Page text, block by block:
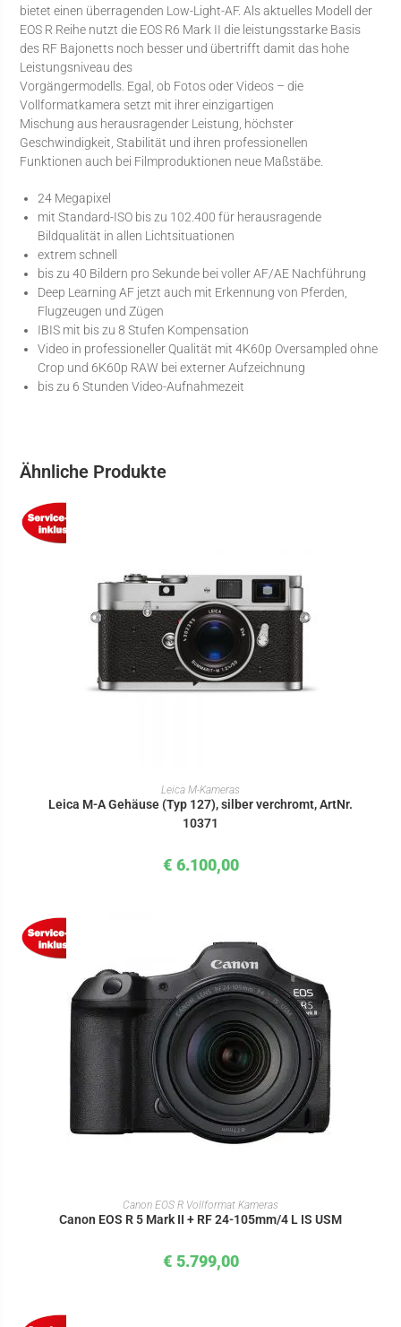
bietet einen überragenden Low-Light-AF. Als aktuelles Modell der
EOS R Reihe nutzt die EOS R6 Mark II die leistungsstarke Basis
des RF Bajonetts noch besser und übertrifft damit das hohe
Leistungsniveau des
Vorgängermodells. Egal, ob Fotos oder Videos – die
Vollformatkamera setzt mit ihrer einzigartigen
Mischung aus herausragender Leistung, höchster
Geschwindigkeit, Stabilität und ihren professionellen
Funktionen auch bei Filmproduktionen neue Maßstäbe.
24 Megapixel
mit Standard-ISO bis zu 102.400 für herausragende
Bildqualität in allen Lichtsituationen
extrem schnell
bis zu 40 Bildern pro Sekunde bei voller AF/AE Nachführung
Deep Learning AF jetzt auch mit Erkennung von Pferden,
Flugzeugen und Zügen
IBIS mit bis zu 8 Stufen Kompensation
Video in professioneller Qualität mit 4K60p Oversampled ohne
Crop und 6K60p RAW bei externer Aufzeichnung
bis zu 6 Stunden Video-Aufnahmezeit
Ähnliche Produkte
IN DEN WARENKORB
Leica M-Kameras
Leica M-A Gehäuse (Typ 127), silber verchromt, ArtNr.
10371
€ 6.100,00
IN DEN WARENKORB
Canon EOS R Vollformat Kameras
Canon EOS R 5 Mark II + RF 24-105mm/4 L IS USM
€ 5.799,00